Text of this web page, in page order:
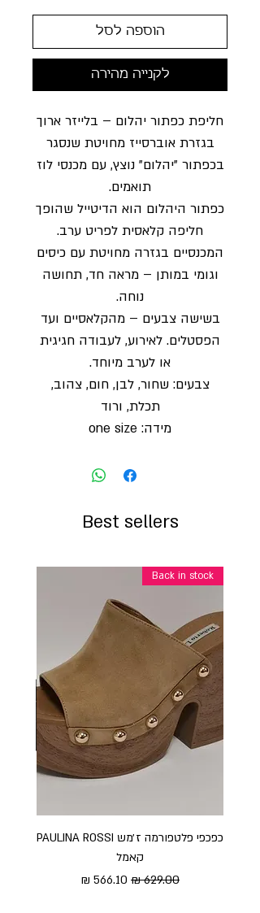
הוספה לסל
לקנייה מהירה
חליפת כפתור יהלום – בלייזר ארוך
בגזרת אוברסייז מחויטת שנסגר
בכפתור "יהלום" נוצץ, עם מכנסי לוז
תואמים.
כפתור היהלום הוא הדיטייל שהופך
חליפה קלאסית לפריט ערב.
המכנסיים בגזרה מחויטת עם כיסים
וגומי במותן – מראה חד, תחושה
נוחה.
בשישה צבעים – מהקלאסיים ועד
הפסטלים. לאירוע, לעבודה חגיגית
או לערב מיוחד.
צבעים: שחור, לבן, חום, צהוב,
תכלת, ורוד
מידה: one size
Best sellers
Back in stock
כפכפי פלטפורמה ז׳מש PAULINA ROSSI
קאמל
מחיר רגיל מחיר מבצע